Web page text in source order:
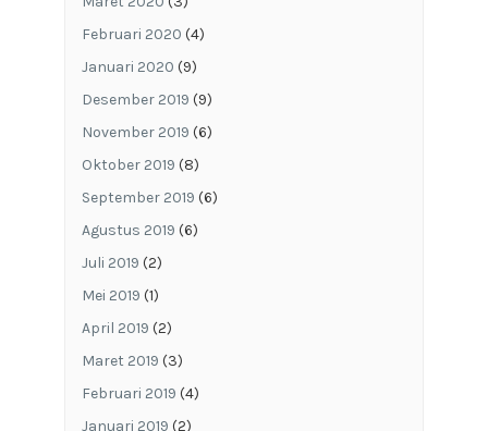
Februari 2020 (4)
Januari 2020 (9)
Desember 2019 (9)
November 2019 (6)
Oktober 2019 (8)
September 2019 (6)
Agustus 2019 (6)
Juli 2019 (2)
Mei 2019 (1)
April 2019 (2)
Maret 2019 (3)
Februari 2019 (4)
Januari 2019 (2)